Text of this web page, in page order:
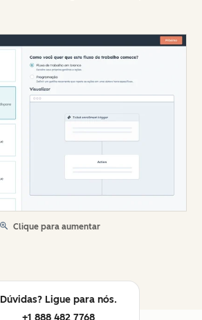
Clique para aumentar
Dúvidas? Ligue para nós.
+1 888 482 7768